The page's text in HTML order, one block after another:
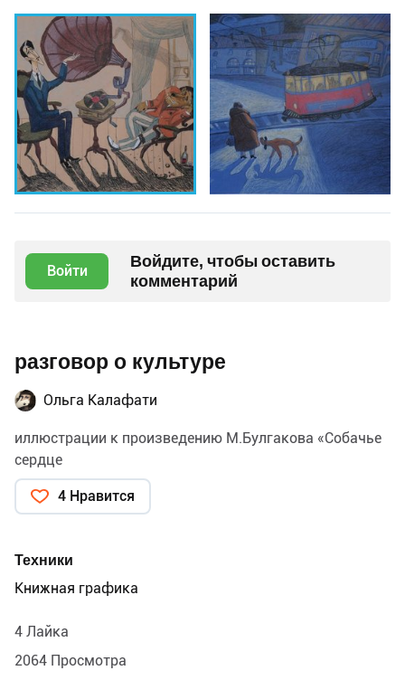
Войти
Войдите, чтобы оставить
комментарий
разговор о культуре
Ольга Калафати
иллюстрации к произведению М.Булгакова «Собачье
сердце
4 Нравится
Техники
Книжная графика
4 Лайка
2064 Просмотра